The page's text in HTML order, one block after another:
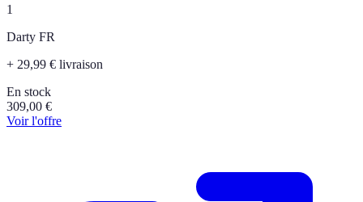
1
Darty FR
+ 29,99 € livraison
En stock
309,00 €
Voir l'offre